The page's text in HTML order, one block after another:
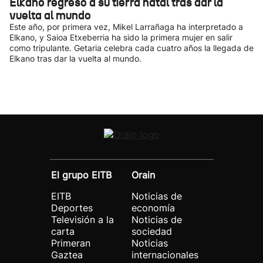
vuelta al mundo
Este año, por primera vez, Mikel Larrañaga ha interpretado a
Elkano, y Saioa Etxeberria ha sido la primera mujer en salir
como tripulante. Getaria celebra cada cuatro años la llegada de
Elkano tras dar la vuelta al mundo.
El grupo EITB
EITB
Deportes
Televisión a la
carta
Primeran
Gaztea
Orain
Noticias de
economía
Noticias de
sociedad
Noticias
internacionales